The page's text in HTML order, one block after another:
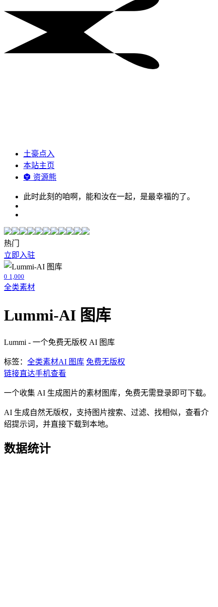
土豪点入
本站主页
资源熊
此时此刻的咱啊，能和汝在一起，是最幸福的了。
热门
立即入驻
0 1,000
全类素材
Lummi-AI 图库
Lummi - 一个免费无版权 AI 图库
标签： 全类素材AI 图库 免费无版权
链接直达手机查看
一个收集 AI 生成图片的素材图库，免费无需登录即可下载。
AI 生成自然无版权，支持图片搜索、过滤、找相似，查看介
绍提示词，并直接下载到本地。
数据统计